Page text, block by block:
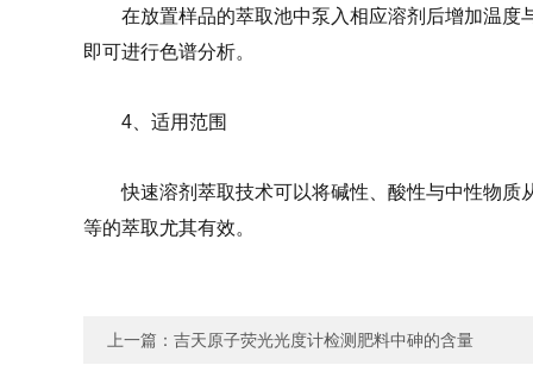
在放置样品的萃取池中泵入相应溶剂后增加温
即可进行色谱分析。
4、适用范围
快速溶剂萃取技术可以将碱性、酸性与中性物
等的萃取尤其有效。
上一篇： 吉天原子荧光光度计检测肥料中砷的含量